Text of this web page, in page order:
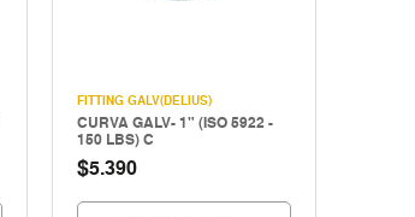
FITTING GALV(DELIUS)
CURVA GALV- 1" (ISO 5922 -
150 LBS) C
$5.390